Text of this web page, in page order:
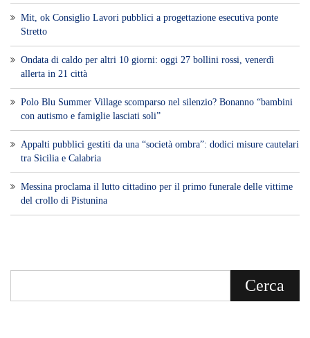
Mit, ok Consiglio Lavori pubblici a progettazione esecutiva ponte
Stretto
Ondata di caldo per altri 10 giorni: oggi 27 bollini rossi, venerdì
allerta in 21 città
Polo Blu Summer Village scomparso nel silenzio? Bonanno “bambini
con autismo e famiglie lasciati soli”
Appalti pubblici gestiti da una “società ombra”: dodici misure cautelari
tra Sicilia e Calabria
Messina proclama il lutto cittadino per il primo funerale delle vittime
del crollo di Pistunina